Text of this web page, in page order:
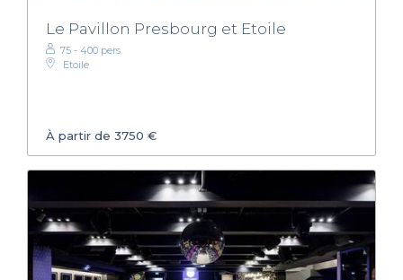
Le Pavillon Presbourg et Etoile
75 - 400 pers.
Etoile
À partir de 3750 €